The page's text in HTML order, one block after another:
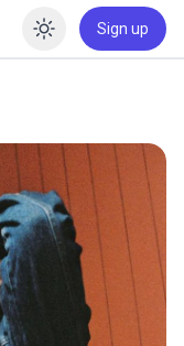
Enable
Sign up